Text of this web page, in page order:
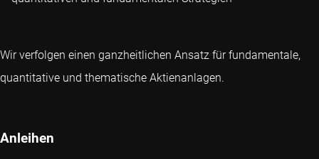
Wir verfolgen einen ganzheitlichen Ansatz für fundamentale,
quantitative und thematische Aktienanlagen.
Anleihen